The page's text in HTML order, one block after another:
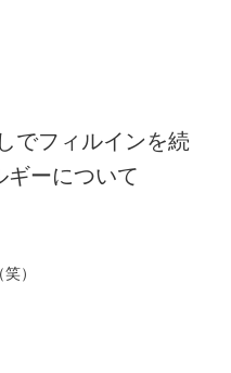
でフィルインを続
ーについて
）